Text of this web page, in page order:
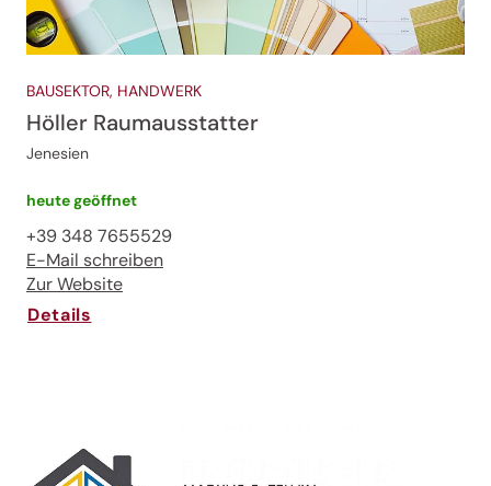
BAUSEKTOR, HANDWERK
Höller Raumausstatter
Jenesien
heute geöffnet
+39 348 7655529
E-Mail schreiben
Zur Website
Details